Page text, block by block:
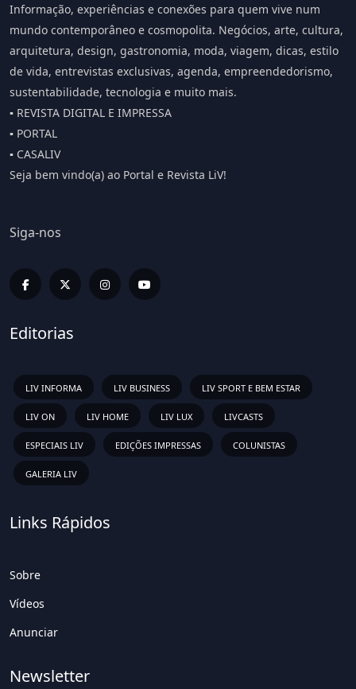
Informação, experiências e conexões para quem vive num
mundo contemporâneo e cosmopolita. Negócios, arte, cultura,
arquitetura, design, gastronomia, moda, viagem, dicas, estilo
de vida, entrevistas exclusivas, agenda, empreendedorismo,
sustentabilidade, tecnologia e muito mais.
▪️ REVISTA DIGITAL E IMPRESSA
▪️ PORTAL
▪️ CASALIV
Seja bem vindo(a) ao Portal e Revista LiV!
Siga-nos
Editorias
LIV INFORMA LIV BUSINESS LIV SPORT E BEM ESTAR
LIV ON LIV HOME LIV LUX LIVCASTS
ESPECIAIS LIV EDIÇÕES IMPRESSAS COLUNISTAS
GALERIA LIV
Links Rápidos
Sobre
Vídeos
Anunciar
Newsletter